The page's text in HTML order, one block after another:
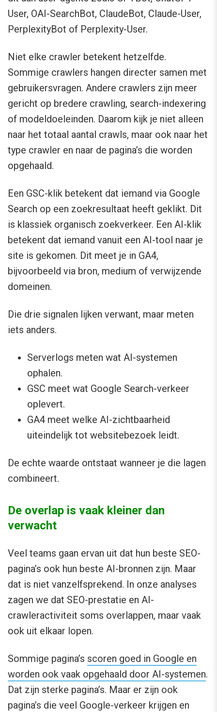
User, OAI-SearchBot, ClaudeBot, Claude-User,
PerplexityBot of Perplexity-User.
Niet elke crawler betekent hetzelfde.
Sommige crawlers hangen directer samen met
gebruikersvragen. Andere crawlers zijn meer
gericht op bredere crawling, search-indexering
of modeldoeleinden. Daarom kijk je niet alleen
naar het totaal aantal crawls, maar ook naar het
type crawler en naar de pagina’s die worden
opgehaald.
Een GSC-klik betekent dat iemand via Google
Search op een zoekresultaat heeft geklikt. Dit
is klassiek organisch zoekverkeer. Een AI-klik
betekent dat iemand vanuit een AI-tool naar je
site is gekomen. Dit meet je in GA4,
bijvoorbeeld via bron, medium of verwijzende
domeinen.
Die drie signalen lijken verwant, maar meten
iets anders.
Serverlogs meten wat AI-systemen
ophalen.
GSC meet wat Google Search-verkeer
oplevert.
GA4 meet welke AI-zichtbaarheid
uiteindelijk tot websitebezoek leidt.
De echte waarde ontstaat wanneer je die lagen
combineert.
De overlap is vaak kleiner dan
verwacht
Veel teams gaan ervan uit dat hun beste SEO-
pagina’s ook hun beste AI-bronnen zijn. Maar
dat is niet vanzelfsprekend. In onze analyses
zagen we dat SEO-prestatie en AI-
crawleractiviteit soms overlappen, maar vaak
ook uit elkaar lopen.
Sommige pagina’s scoren goed in Google en
worden ook vaak opgehaald door AI-systemen.
Dat zijn sterke pagina’s. Maar er zijn ook
pagina’s die veel Google-verkeer krijgen en